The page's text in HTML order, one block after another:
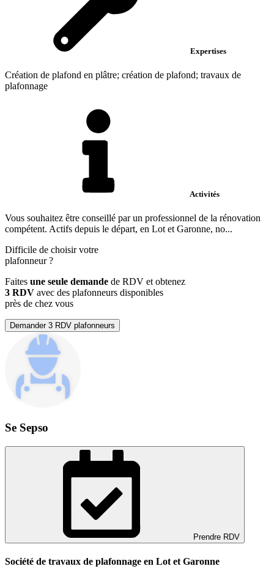
Expertises
Création de plafond en plâtre; création de plafond; travaux de
plafonnage
Activités
Vous souhaitez être conseillé par un professionnel de la rénovation
compétent. Actifs depuis le départ, en Lot et Garonne, no...
Difficile de choisir votre
plafonneur?
Faites une seule demande de RDV et obtenez
3 RDV avec des plafonneurs disponibles
près de chez vous
Demander 3 RDV plafonneurs
Se Sepso
Prendre RDV
Société de travaux de plafonnage en Lot et Garonne